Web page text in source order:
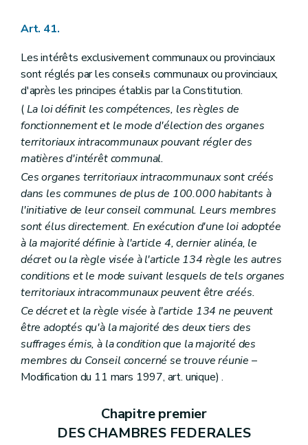
Art. 41.
Les intérêts exclusivement communaux ou provinciaux
sont réglés par les conseils communaux ou provinciaux,
d'après les principes établis par la Constitution.
(La loi définit les compétences, les règles de
fonctionnement et le mode d'élection des organes
territoriaux intracommunaux pouvant régler des
matières d'intérêt communal.
Ces organes territoriaux intracommunaux sont créés
dans les communes de plus de 100.000 habitants à
l'initiative de leur conseil communal. Leurs membres
sont élus directement. En exécution d'une loi adoptée
à la majorité définie à l'article 4, dernier alinéa, le
décret ou la règle visée à l'article 134 règle les autres
conditions et le mode suivant lesquels de tels organes
territoriaux intracommunaux peuvent être créés.
Ce décret et la règle visée à l'article 134 ne peuvent
être adoptés qu'à la majorité des deux tiers des
suffrages émis, à la condition que la majorité des
membres du Conseil concerné se trouve réunie –
Modification du 11 mars 1997, art. unique) .
Chapitre premier
DES CHAMBRES FEDERALES